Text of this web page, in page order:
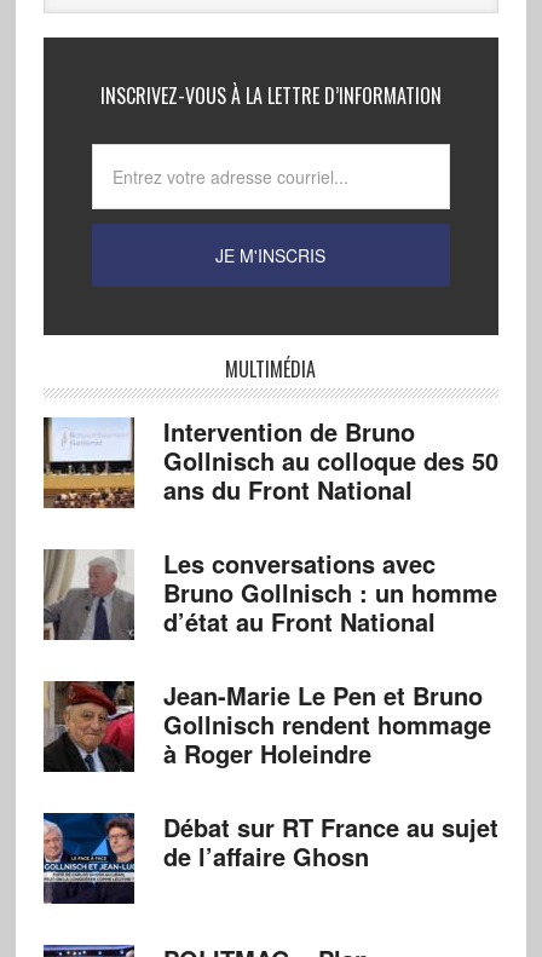
INSCRIVEZ-VOUS À LA LETTRE D’INFORMATION
MULTIMÉDIA
Intervention de Bruno
Gollnisch au colloque des 50
ans du Front National
Les conversations avec
Bruno Gollnisch : un homme
d’état au Front National
Jean-Marie Le Pen et Bruno
Gollnisch rendent hommage
à Roger Holeindre
Débat sur RT France au sujet
de l’affaire Ghosn